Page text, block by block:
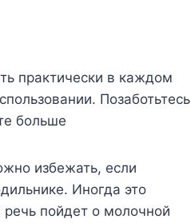
практически в каждом
Позаботьтесь
больше
избежать, если
Иногда это
пойдет о молочной